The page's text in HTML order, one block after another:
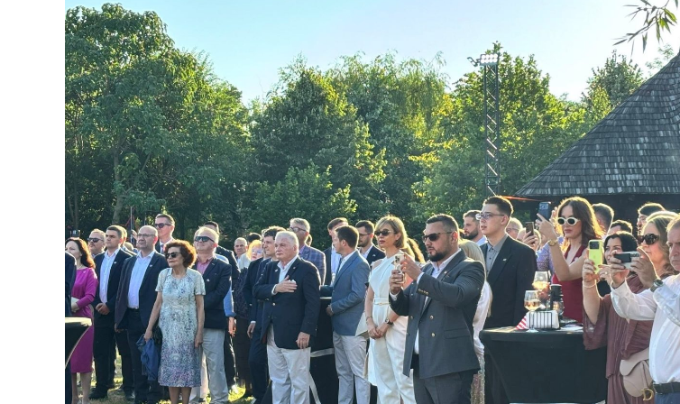
Programul începe cu un modul intensiv desfășurat la București, urmat de opt
implementare și mentorat. Participanții aplică metodologia direct în propria
evaluează procesele, identifică punctele forte și ariile de îmbunătățire și
concret de creștere a performanței.
Programul se adresează directorilor generali, antreprenorilor și managerilor cu
responsabilitate directă asupra performanței organizației și este deschis
private, universităților, instituțiilor medicale și organizațiilor din administrația
Modulul intensiv este susținut de Dr. Steven Hoisington, specialist cu aproape
experiență în managementul calității și îmbunătățirea performanței
executiv IBM și Flowserve și evaluator Baldrige, care va lucra în România cu
programului.
„Evaluarea ajută organizațiile să își identifice ariile de îmbunătățire și să
punctele forte pe care le au deja. Pentru organizațiile din România, acest proces